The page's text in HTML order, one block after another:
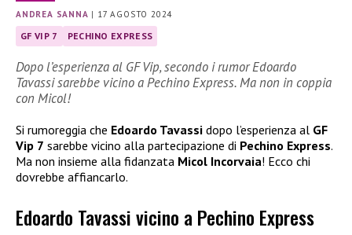
ANDREA SANNA | 17 AGOSTO 2024
GF VIP 7 PECHINO EXPRESS
Dopo l’esperienza al GF Vip, secondo i rumor Edoardo
Tavassi sarebbe vicino a Pechino Express. Ma non in coppia
con Micol!
Si rumoreggia che Edoardo Tavassi dopo l’esperienza al GF
Vip 7 sarebbe vicino alla partecipazione di Pechino Express.
Ma non insieme alla fidanzata Micol Incorvaia! Ecco chi
dovrebbe affiancarlo.
Edoardo Tavassi vicino a Pechino Express